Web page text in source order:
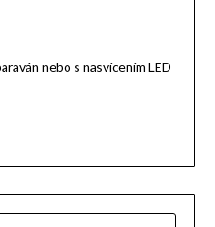
nebo s nasvícením LED